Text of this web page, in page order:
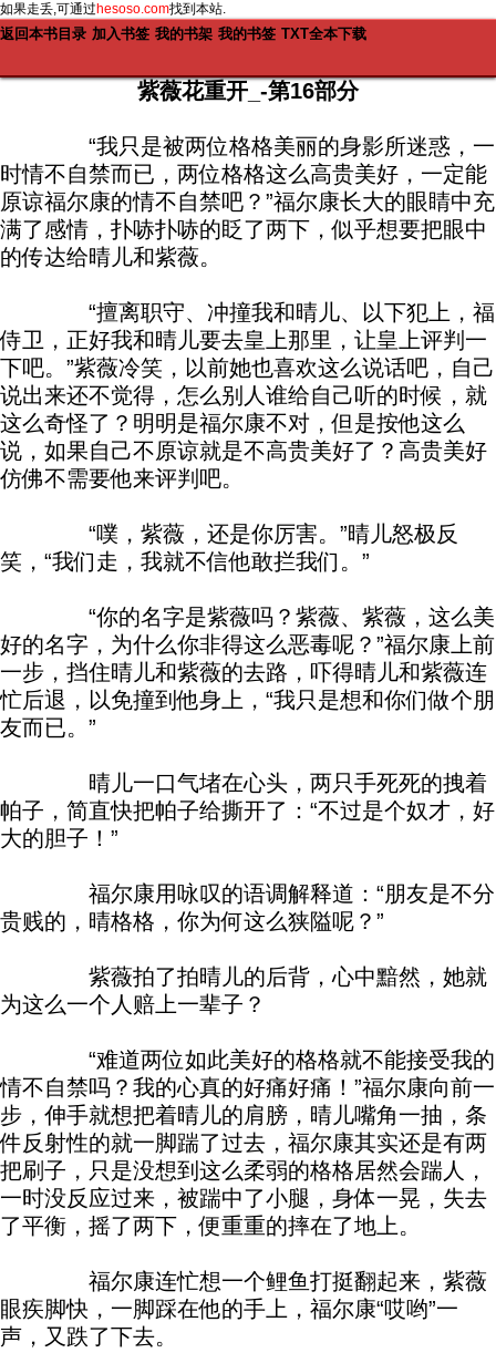
如果走丢,可通过hesoso.com找到本站.
返回本书目录 加入书签 我的书架 我的书签 TXT全本下载
紫薇花重开_-第16部分
“我只是被两位格格美丽的身影所迷惑，一
时情不自禁而已，两位格格这么高贵美好，一定能
原谅福尔康的情不自禁吧？”福尔康长大的眼睛中充
满了感情，扑哧扑哧的眨了两下，似乎想要把眼中
的传达给晴儿和紫薇。
“擅离职守、冲撞我和晴儿、以下犯上，福
侍卫，正好我和晴儿要去皇上那里，让皇上评判一
下吧。”紫薇冷笑，以前她也喜欢这么说话吧，自己
说出来还不觉得，怎么别人谁给自己听的时候，就
这么奇怪了？明明是福尔康不对，但是按他这么
说，如果自己不原谅就是不高贵美好了？高贵美好
仿佛不需要他来评判吧。
“噗，紫薇，还是你厉害。”晴儿怒极反
笑，“我们走，我就不信他敢拦我们。”
“你的名字是紫薇吗？紫薇、紫薇，这么美
好的名字，为什么你非得这么恶毒呢？”福尔康上前
一步，挡住晴儿和紫薇的去路，吓得晴儿和紫薇连
忙后退，以免撞到他身上，“我只是想和你们做个朋
友而已。”
晴儿一口气堵在心头，两只手死死的拽着
帕子，简直快把帕子给撕开了：“不过是个奴才，好
大的胆子！”
福尔康用咏叹的语调解释道：“朋友是不分
贵贱的，晴格格，你为何这么狭隘呢？”
紫薇拍了拍晴儿的后背，心中黯然，她就
为这么一个人赔上一辈子？
“难道两位如此美好的格格就不能接受我的
情不自禁吗？我的心真的好痛好痛！”福尔康向前一
步，伸手就想把着晴儿的肩膀，晴儿嘴角一抽，条
件反射性的就一脚踹了过去，福尔康其实还是有两
把刷子，只是没想到这么柔弱的格格居然会踹人，
一时没反应过来，被踹中了小腿，身体一晃，失去
了平衡，摇了两下，便重重的摔在了地上。
福尔康连忙想一个鲤鱼打挺翻起来，紫薇
眼疾脚快，一脚踩在他的手上，福尔康“哎哟”一
声，又跌了下去。